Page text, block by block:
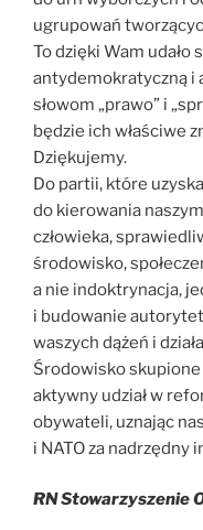
ugrupowań
To dzięki Wam udało
antydemokratyczną i
słowom „prawo” i
będzie ich właściwe
Dziękujemy.
Do partii, które
do kierowania
człowieka,
środowisko,
a nie indoktrynacja,
i budowanie
waszych dążeń i
Środowisko
aktywny udział w
obywateli, uznając
i NATO za nadrzędny
RN Stowarzyszenie